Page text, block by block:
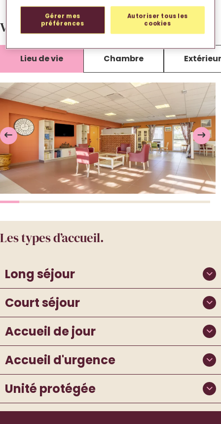
Votre EHPAD en images.
Lieu de vie Chambre Extérieur
Les types d’accueil.
Long séjour
Court séjour
Accueil de jour
Accueil d'urgence
Unité protégée
Gérer mes
préférences
Autoriser tous les
cookies